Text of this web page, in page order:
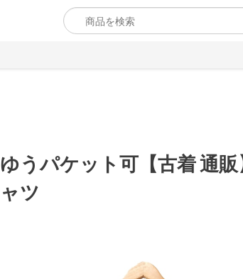
ゆうパケット可【古着 通
ャツ